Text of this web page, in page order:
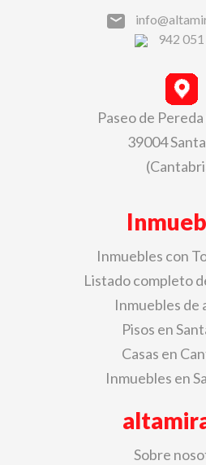
942
Paseo de
39004
Inmuebles con
Listado completo
Inmuebles de
Pisos en
Casas en
Inmuebles en
Sobre